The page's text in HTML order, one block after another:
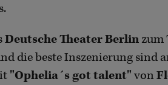
Deutsche Theater Berlin zum
die beste Inszenierung sind
"Ophelia´s got talent" von